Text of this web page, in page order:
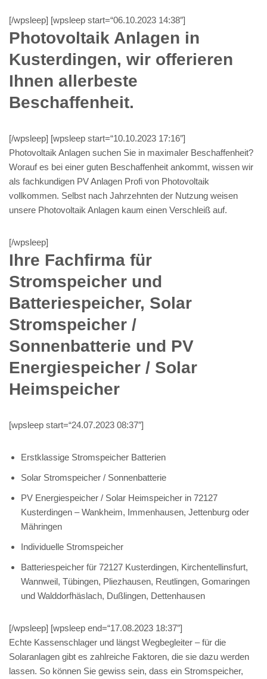
[/wpsleep] [wpsleep start=“06.10.2023 14:38″]
Photovoltaik Anlagen in
Kusterdingen, wir offerieren
Ihnen allerbeste
Beschaffenheit.
[/wpsleep] [wpsleep start=“10.10.2023 17:16″]
Photovoltaik Anlagen suchen Sie in maximaler Beschaffenheit?
Worauf es bei einer guten Beschaffenheit ankommt, wissen wir
als fachkundigen PV Anlagen Profi von Photovoltaik
vollkommen. Selbst nach Jahrzehnten der Nutzung weisen
unsere Photovoltaik Anlagen kaum einen Verschleiß auf.
[/wpsleep]
Ihre Fachfirma für
Stromspeicher und
Batteriespeicher, Solar
Stromspeicher /
Sonnenbatterie und PV
Energiespeicher / Solar
Heimspeicher
[wpsleep start=“24.07.2023 08:37″]
Erstklassige Stromspeicher Batterien
Solar Stromspeicher / Sonnenbatterie
PV Energiespeicher / Solar Heimspeicher in 72127
Kusterdingen – Wankheim, Immenhausen, Jettenburg oder
Mähringen
Individuelle Stromspeicher
Batteriespeicher für 72127 Kusterdingen, Kirchentellinsfurt,
Wannweil, Tübingen, Pliezhausen, Reutlingen, Gomaringen
und Walddorfhäslach, Dußlingen, Dettenhausen
[/wpsleep] [wpsleep end=“17.08.2023 18:37″]
Echte Kassenschlager und längst Wegbegleiter – für die
Solaranlagen gibt es zahlreiche Faktoren, die sie dazu werden
lassen. So können Sie gewiss sein, dass ein Stromspeicher,